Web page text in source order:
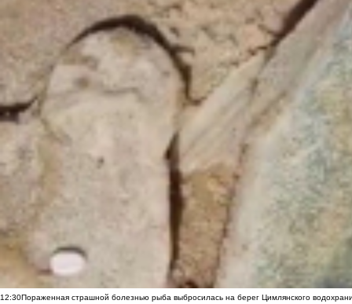
12:30Пораженная страшной болезнью рыба выбросилась на берег Цимлянского